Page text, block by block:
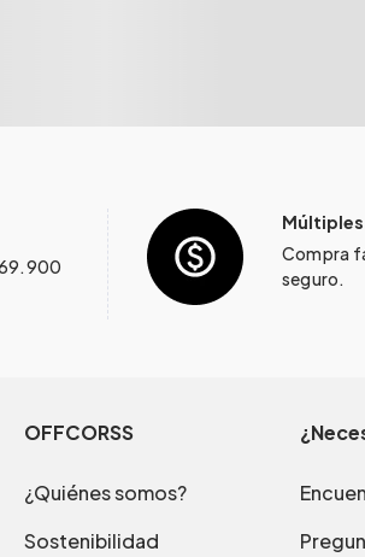
Múltiples
Compra
seguro.
OFFCORSS
¿Quiénes somos?
Sostenibilidad